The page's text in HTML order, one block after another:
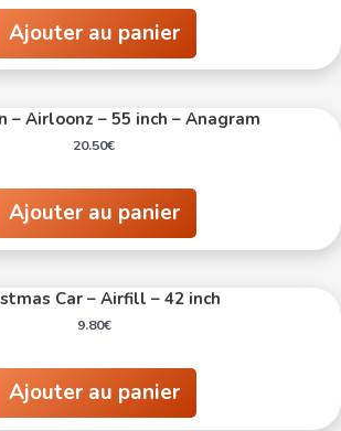
Ajouter au panier
– Airloonz – 55 inch – Anagram
20.50€
Ajouter au panier
Car – Airfill – 42 inch
9.80€
Ajouter au panier